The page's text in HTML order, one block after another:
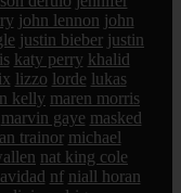
john lennon john
justin bieber justin
katy perry khalid
lizzo lorde lukas
kelly maren morris
marvin gaye masked
trainor michael
nat king cole
nf niall horan